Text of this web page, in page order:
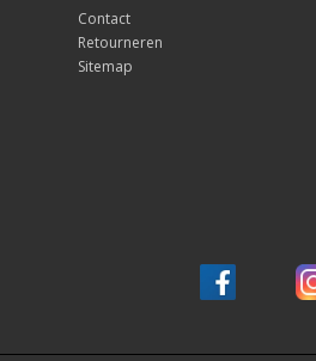
Contact
Retourneren
Sitemap